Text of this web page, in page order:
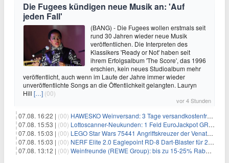
Die Fugees kündigen neue Musik an: 'Auf
jeden Fall'
(BANG) - Die Fugees wollen erstmals seit
rund 30 Jahren wieder neue Musik
veröffentlichen. Die Interpreten des
Klassikers 'Ready or Not' haben seit
ihrem Erfolgsalbum 'The Score', das 1996
erschien, kein neues Studioalbum mehr
veröffentlicht, auch wenn im Laufe der Jahre immer wieder
unveröffentlichte Songs an die Öffentlichkeit gelangten. Lauryn
Hill […] (00)
vor 4 Stunden
07.08. 16:22 | (00) HAWESKO Weinversand: 3 Tage versandkostenfrei bestellen (MBW 25€)
07.08. 15:53 | (00) Lottoscanner-Neukunden: 1 Feld EuroJackpot GRATIS spielen
07.08. 15:03 | (00) LEGO Star Wars 75441 Angriffskreuzer der Venator-Klasse für 50,25€
07.08. 15:03 | (00) NERF Elite 2.0 Eaglepoint RD-8 Dart-Blaster für 20,49€
07.08. 13:12 | (00) Weinfreunde (REWE Group): bis zu 15-25% Rabatt je nach Anzahl der Flaschen